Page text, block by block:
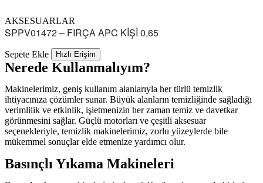
AKSESUARLAR
SPPV01472 – FIRÇA APC KİŞİ 0,65
Sepete Ekle Hızlı Erişim
Nerede Kullanmalıyım?
Makinelerimiz, geniş kullanım alanlarıyla her türlü temizlik
ihtiyacınıza çözümler sunar. Büyük alanların temizliğinde sağladığı
verimlilik ve etkinlik, işletmenizin her zaman temiz ve davetkar
görünmesini sağlar. Güçlü motorları ve çeşitli aksesuar
seçenekleriyle, temizlik makinelerimiz, zorlu yüzeylerde bile
mükemmel sonuçlar elde etmenize yardımcı olur.
Basınçlı Yıkama Makineleri